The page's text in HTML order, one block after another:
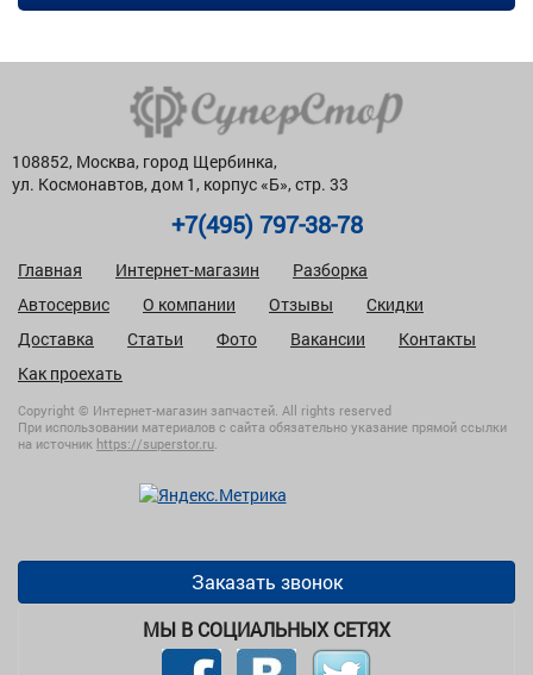
108852, Москва, город Щербинка,
ул. Космонавтов, дом 1, корпус «Б», стр. 33
+7(495) 797-38-78
Главная Интернет-магазин
Разборка
Автосервис
О компании Отзывы
Скидки
Доставка
Статьи Фото Вакансии
Контакты
Как проехать
Copyright © Интернет-магазин запчастей. All rights reserved
При использовании материалов с сайта обязательно указание прямой ссылки
на источник https://superstor.ru
Заказать звонок
МЫ В СОЦИАЛЬНЫХ СЕТЯХ